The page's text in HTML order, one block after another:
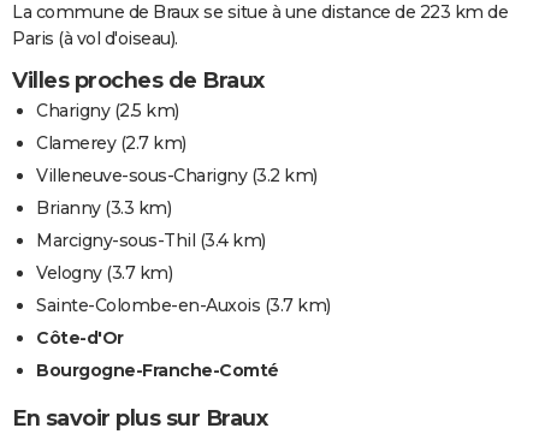
La commune de Braux se situe à une distance de 223 km de
Paris (à vol d'oiseau).
Villes proches de Braux
Charigny(2.5 km)
Clamerey(2.7 km)
Villeneuve-sous-Charigny(3.2 km)
Brianny(3.3 km)
Marcigny-sous-Thil (3.4 km)
Velogny(3.7 km)
Sainte-Colombe-en-Auxois (3.7 km)
Côte-d'Or
Bourgogne-Franche-Comté
En savoir plus sur Braux